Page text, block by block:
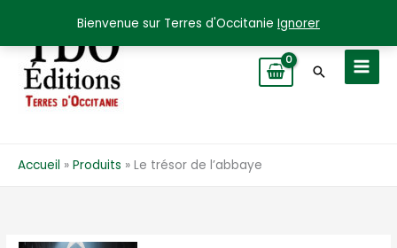
Bienvenue sur Terres d'Occitanie Ignorer
contenu
Accueil Produits Le trésor de l’abbaye